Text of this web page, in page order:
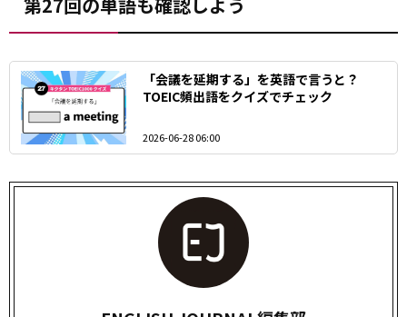
「会議を延期する」を英語で言うと？
TOEIC頻出語をクイズでチェック
2026-06-28 06:00